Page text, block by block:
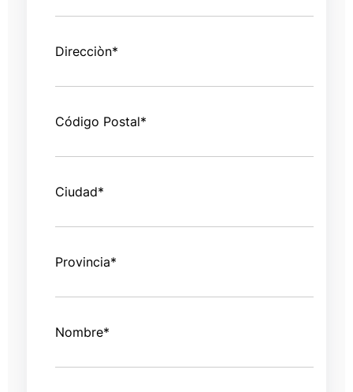
Direcciòn*
Código Postal*
Ciudad*
Provincia*
Nombre*